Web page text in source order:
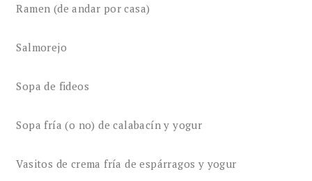
Ramen (de andar por casa)
Salmorejo
Sopa de fideos
Sopa fría (o no) de calabacín y yogur
Vasitos de crema fría de espárragos y yogur